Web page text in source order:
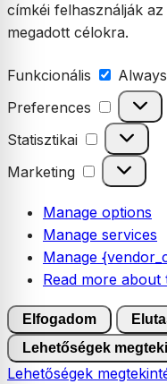
címkéi felhasználják
megadott célokra.
Funkcionális
Preferences
Statisztikai Statisztikai
Marketing Marketing
Manage options
Manage services
Manage
Read more about
Elfogadom
Lehetőségek
Lehetőségek